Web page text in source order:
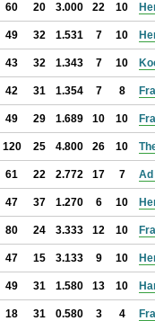
60 20 3.000 22 10
49 32 1.531 7 10
43 32 1.343 7 10
42 31 1.354 7 8
49 29 1.689 10 10
120 25 4.800 26 10
61 22 2.772 17 7 Ad
47 37 1.270 6 10
80 24 3.333 12 10
47 15 3.133 9 10
49 31 1.580 13 10
18 31 0.580 3 4